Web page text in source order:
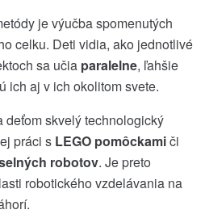
je výučba spomenutých
celku. Deti vidia, ako jednotlivé
sa učia paralelne, ľahšie
ich aj v ich okolitom svete.
skvelý technologický
práci s LEGO pomôckamiči
robotov. Je preto
robotického vzdelávania na